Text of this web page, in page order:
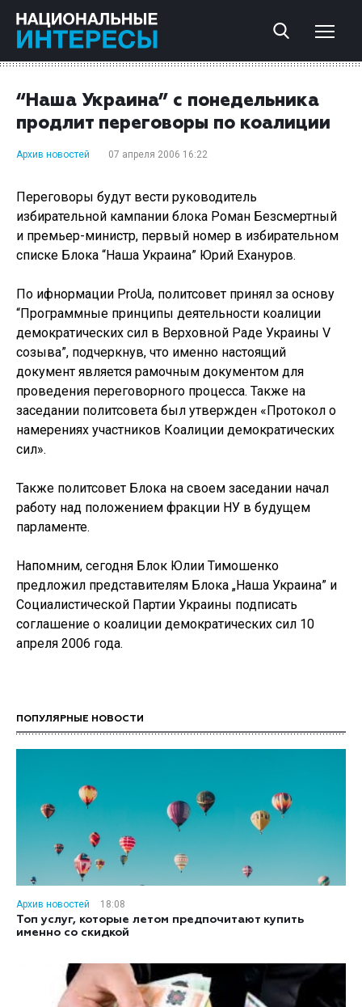
“Наша Украина” с понедельника
продлит переговоры по коалиции
Архив новостей 07 апреля 2006 16:22
Переговоры будут вести руководитель
избирательной кампании блока Роман Безсмертный
и премьер-министр, первый номер в избирательном
списке Блока “Наша Украина” Юрий Ехануров.
По ифнормации ProUa, политсовет принял за основу
“Программные принципы деятельности коалиции
демократических сил в Верховной Раде Украины V
созыва”, подчеркнув, что именно настоящий
документ является рамочным документом для
проведения переговорного процесса. Также на
заседании политсовета был утвержден «Протокол о
намерениях участников Коалиции демократических
сил».
Также политсовет Блока на своем заседании начал
работу над положением фракции НУ в будущем
парламенте.
Напомним, сегодня Блок Юлии Тимошенко
предложил представителям Блока „Наша Украина” и
Социалистической Партии Украины подписать
соглашение о коалиции демократических сил 10
апреля 2006 года.
ПОПУЛЯРНЫЕ НОВОСТИ
Архив новостей
18:08
Топ услуг, которые летом предпочитают купить
именно со скидкой